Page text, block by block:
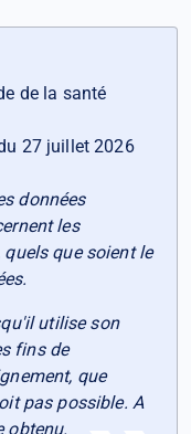
de la santé
27 juillet 2026
données
les
que soient le
utilise son
fins de
que
pas possible. A
obtenu.